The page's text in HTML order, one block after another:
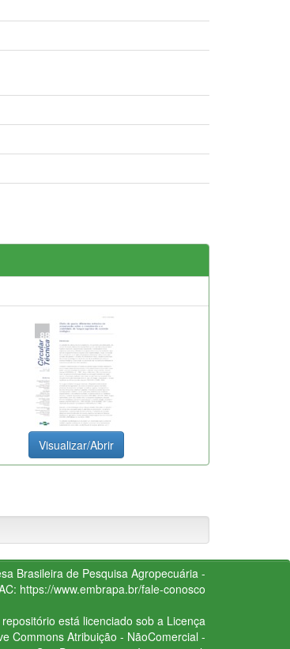
Visualizar/Abrir
Brasileira de Pesquisa Agropecuária -
https://www.embrapa.br/fale-conosco
está licenciado sob a Licença
CommonsAtribuição - NãoComercial -